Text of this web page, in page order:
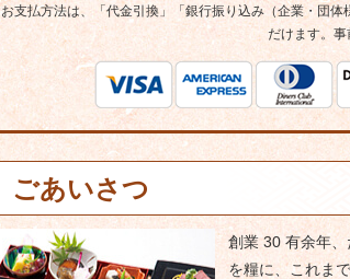
お支払方法は、「代金引換」「銀行振り込み（企業・団
だけます。事
ごあいさつ
創業 30 有余年
を糧に、これま